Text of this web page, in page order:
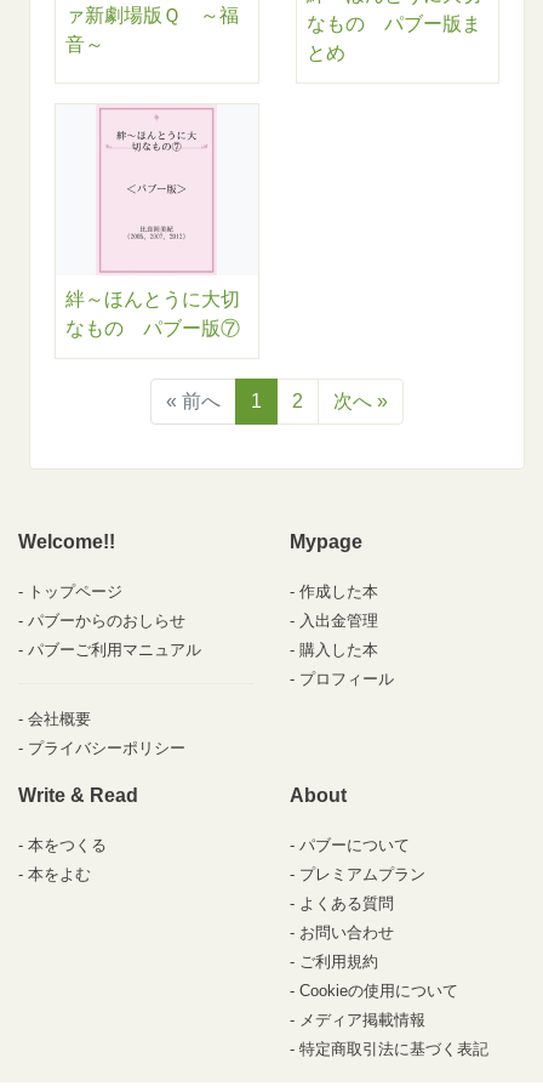
ァ新劇場版Ｑ ～福
音～
なもの パブー版ま
とめ
絆～ほんとうに大切
なもの パブー版⑦
« 前へ 1 2 次へ »
Welcome!!
トップページ
パブーからのおしらせ
パブーご利用マニュアル
会社概要
プライバシーポリシー
Mypage
作成した本
入出金管理
購入した本
プロフィール
Write & Read
本をつくる
本をよむ
About
パブーについて
プレミアムプラン
よくある質問
お問い合わせ
ご利用規約
Cookieの使用について
メディア掲載情報
特定商取引法に基づく表記